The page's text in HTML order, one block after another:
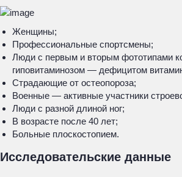
Женщины;
Профессиональные спортсмены;
Люди с первым и вторым фототипами
гиповитаминозом — дефицитом
Страдающие от остеопороза;
Военные — активные участники
Люди с разной длиной ног;
В возрасте после 40 лет;
Больные плоскостопием.
Исследовательские данные